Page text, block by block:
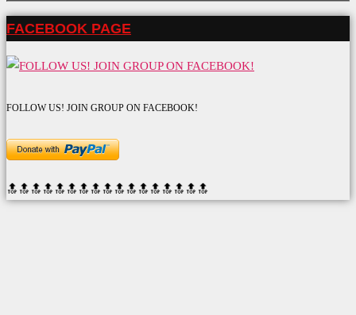
FACEBOOK PAGE
FOLLOW US! JOIN GROUP ON FACEBOOK!
🔝🔝🔝🔝🔝🔝 🔝🔝🔝🔝🔝🔝 🔝🔝🔝🔝🔝